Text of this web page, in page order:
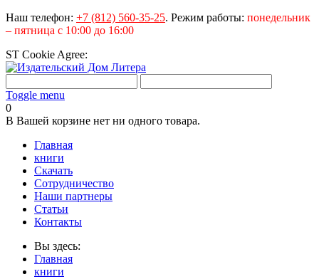
Наш телефон: +7 (812) 560-35-25. Режим работы: понедельник
– пятница с 10:00 до 16:00
ST Cookie Agree:
Toggle menu
0
В Вашей корзине нет ни одного товара.
Главная
книги
Скачать
Сотрудничество
Наши партнеры
Статьи
Контакты
Вы здесь:
Главная
книги